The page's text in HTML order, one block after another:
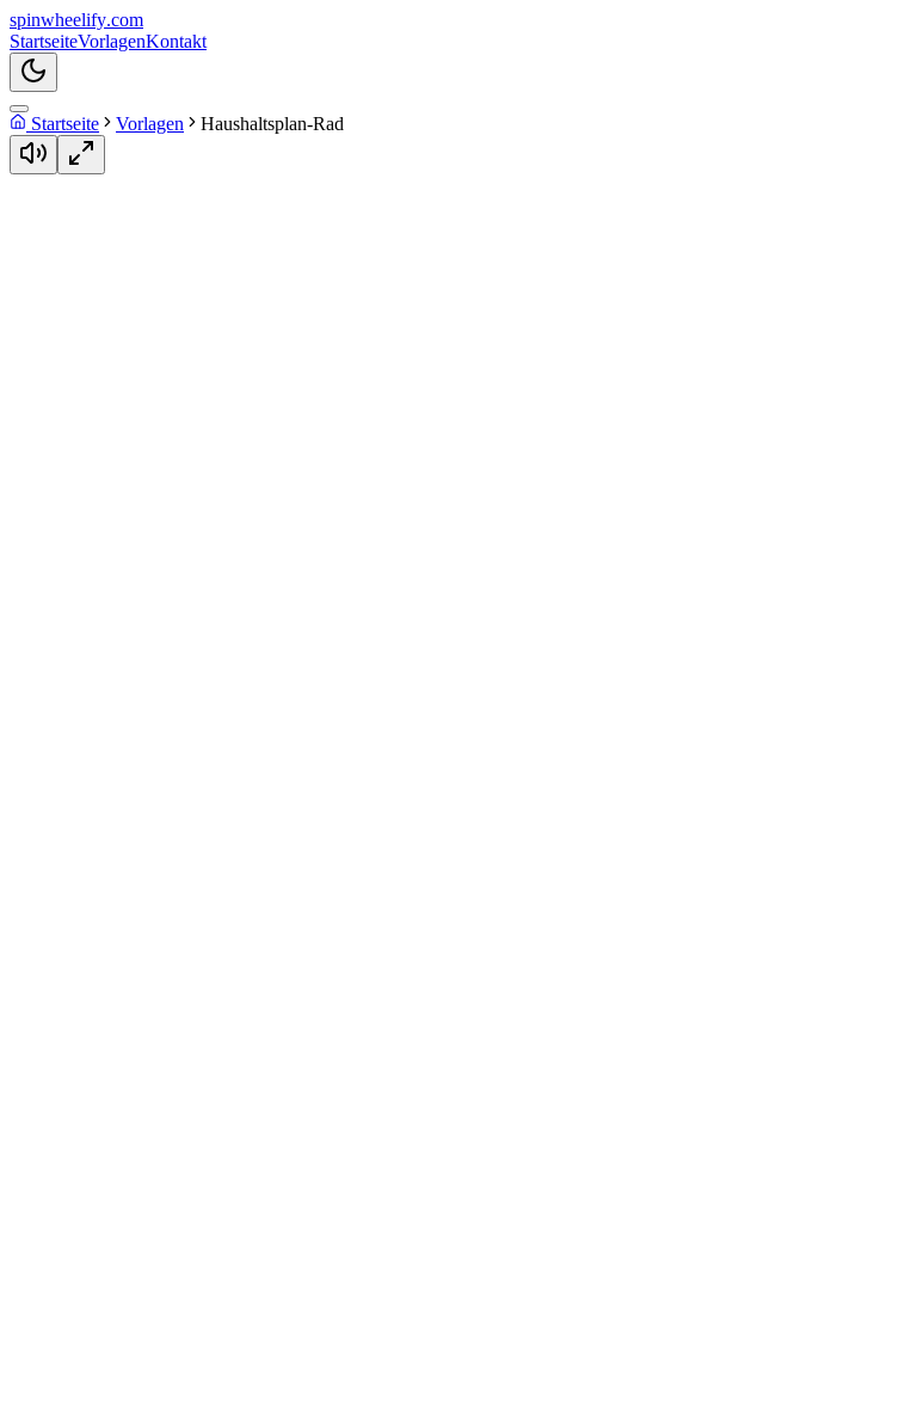
spinwheelify.com
StartseiteVorlagenKontakt
Startseite Vorlagen Haushaltsplan-Rad